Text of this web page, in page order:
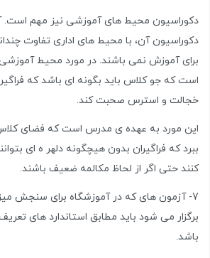
دکوراسیون محیط های آموزشی نیز مهم است.
دکوراسیون آن، با محیط های اداری تفاوت
برای آموزش نمی باشند. در مورد محیط
است که جو کلاس باید بگونه ای باشد که فراگیر
خجالت و استرس صحبت کند.
این مورد به عهده ی مدرس است که فضای
ببرد که فراگیران بدون هیچگونه دلهر ه ای
کنند حتی اگر از لحاظ مکالمه ضعیف باشند.
7- آزمون های که در آموزشگاه برای سنجش
برگزار می شود باید مطابق استاندارد های
باشد.